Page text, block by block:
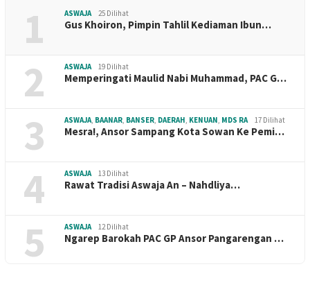
1 ASWAJA 25 Dilihat
Gus Khoiron, Pimpin Tahlil Kediaman Ibun…
2 ASWAJA 19 Dilihat
Memperingati Maulid Nabi Muhammad, PAC G…
3 ASWAJA, BAANAR, BANSER, DAERAH, KENUAN, MDS RA 17 Dilihat
Mesra!, Ansor Sampang Kota Sowan Ke Pemi…
4 ASWAJA 13 Dilihat
Rawat Tradisi Aswaja An – Nahdliya…
5 ASWAJA 12 Dilihat
Ngarep Barokah PAC GP Ansor Pangarengan …